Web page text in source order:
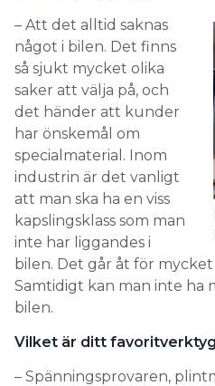
– Att det alltid saknas
något i bilen. Det finns
så sjukt mycket olika
saker att välja på, och
det händer att kunder
har önskemål om
specialmaterial. Inom
industrin är det vanligt
att man ska ha en viss
kapslingsklass som man
inte har liggandes i
bilen. Det går åt för mycket
Samtidigt kan man inte ha
bilen.
Vilket är ditt
– Spänningsprovaren,